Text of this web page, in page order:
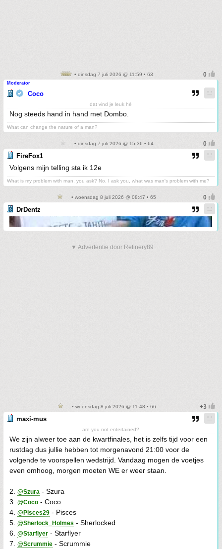
• dinsdag 7 juli 2026 @ 11:59 • 63
Moderator
Coco
dat vind je leuk hè
Nog steeds hand in hand met Dombo.
What can change the nature of a man?
• dinsdag 7 juli 2026 @ 15:36 • 64
FireFox1
Volgens mijn telling sta ik 12e
What is my problem with man, you ask? No. I ask you, what was man's problem with me?
• woensdag 8 juli 2026 @ 08:47 • 65
DrDentz
▼ Advertentie door Refinery89
• woensdag 8 juli 2026 @ 11:48 • 66
maxi-mus
are you not entertained?
We zijn alweer toe aan de kwartfinales, het is zelfs tijd voor een
rustdag dus jullie hebben tot morgenavond 21:00 voor de
volgende te voorspellen wedstrijd. Vandaag mogen de voetjes
even omhoog, morgen moeten WE er weer staan.
2. @Szura - Szura
3. @Coco - Coco.
4. @Pisces29 - Pisces
5. @Sherlock_Holmes - Sherlocked
6. @Starflyer - Starflyer
7. @Scrummie - Scrummie